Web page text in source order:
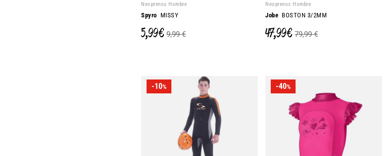
Neoprenos Hombre
Spyro MISSY
5,99 € 9,99 €
Neoprenos Hombre
Jobe BOSTON 3/2MM
47,99 € 79,99 €
-10% -40%